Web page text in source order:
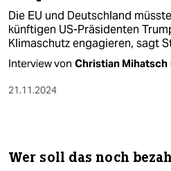
Die EU und Deutschland
künftigen US-Präsidenten
Klimaschutz engagieren, sagt
Interview von Christian Mihatsch
21.11.2024
Wer soll das noch